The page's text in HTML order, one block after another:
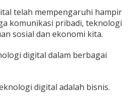
telah mempengaruhi hampir
komunikasi pribadi, teknologi
sosial dan ekonomi kita.
digital dalam berbagai
digital adalah bisnis.